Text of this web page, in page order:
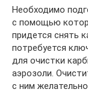
Необходимо
с помощью
придется снять
потребуется
для очистки
аэрозоли.
с ним